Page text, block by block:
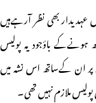
بھی نظر آرہےہیں
باؤجود یہ پولیس
ان کےساتھ اس نشہ میں
ملازم نہیں تھی۔